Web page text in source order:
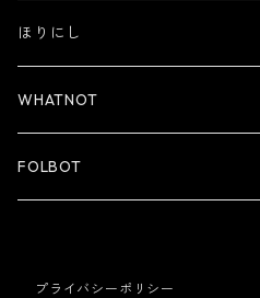
ほりにし
WHATNOT
FOLBOT
プライバシーポリシー